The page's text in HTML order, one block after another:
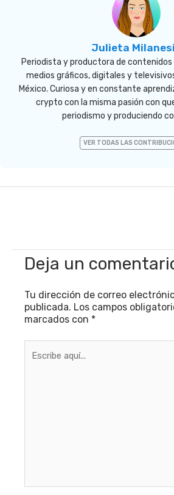
Julieta
Periodista y productora de contenidos
medios gráficos, digitales y
México. Curiosa y en constante
crypto con la misma pasión con
periodismo y produciendo
VER TODAS LAS
Deja un
Tu dirección de correo
publicada. Los campos
marcados con *
aquí...